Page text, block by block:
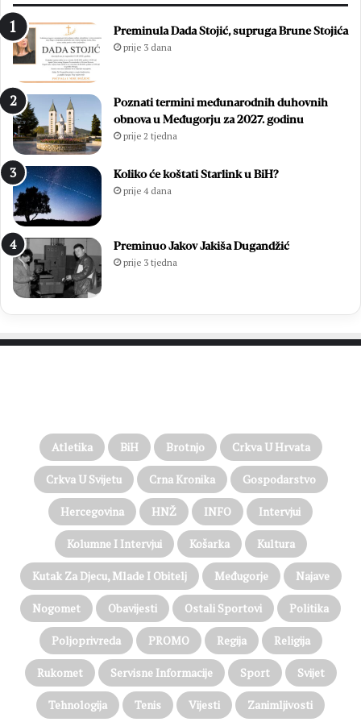
Preminula Dada Stojić, supruga Brune Stojića
prije 3 dana
Poznati termini međunarodnih duhovnih
obnova u Međugorju za 2027. godinu
prije 2 tjedna
Koliko će koštati Starlink u BiH?
prije 4 dana
Preminuo Jakov Jakiša Dugandžić
prije 3 tjedna
Atletika BiH Brotnjo Crkva U Hrvata
Crkva U Svijetu Crna Kronika Gospodarstvo
Hercegovina HNŽ INFO Intervjui
Kolumne I Intervjui Košarka Kultura
Kutak Za Djecu, Mlade I Obitelj Međugorje Najave
Nogomet Obavijesti Ostali Sportovi Politika
Poljoprivreda PROMO Regija Religija
Rukomet Servisne Informacije Sport Svijet
Tehnologija Tenis Vijesti Zanimljivosti